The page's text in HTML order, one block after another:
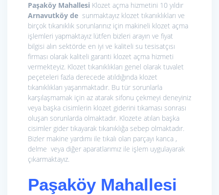
Paşaköy Mahallesi Klozet açma hizmetini 10 yıldır
Arnavutköy de sunmaktayız klozet tıkanıklıkları ve
birçok tıkanıklık sorunlarınız için makineli klozet açma
işlemleri yapmaktayız lütfen bizleri arayın ve fiyat
bilgisi alın sektörde en iyi ve kaliteli su tesisatçısı
firması olarak kaliteli garanti klozet açma hizmeti
vermekteyiz. Klozet tıkanıklıkları genel olarak tuvalet
peçeteleri fazla derecede atıldığında klozet
tıkanıklıkları yaşanmaktadır. Bu tür sorunlarla
karşılaşmamak için az atarak sifonu çekmeyi deneyiniz
veya başka cisimlerin klozet giderini tıkaması sonrası
oluşan sorunlarda olmaktadır. Klozete atılan başka
cisimler gider tıkayarak tıkanıklığa sebep olmaktadır.
Bizler makine yardımı ile tıkalı olan parçayı kanca ,
delme veya diğer aparatlarımız ile işlem uygulayarak
çıkarmaktayız.
Paşaköy Mahallesi